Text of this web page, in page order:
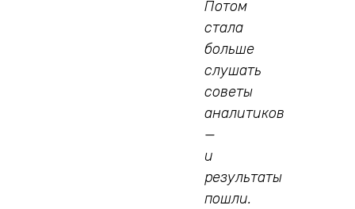
Потом
стала
больше
слушать
советы
аналитиков
—
и
результаты
пошли.